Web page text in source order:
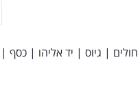
| גיוס | יד אליהו | כסף |